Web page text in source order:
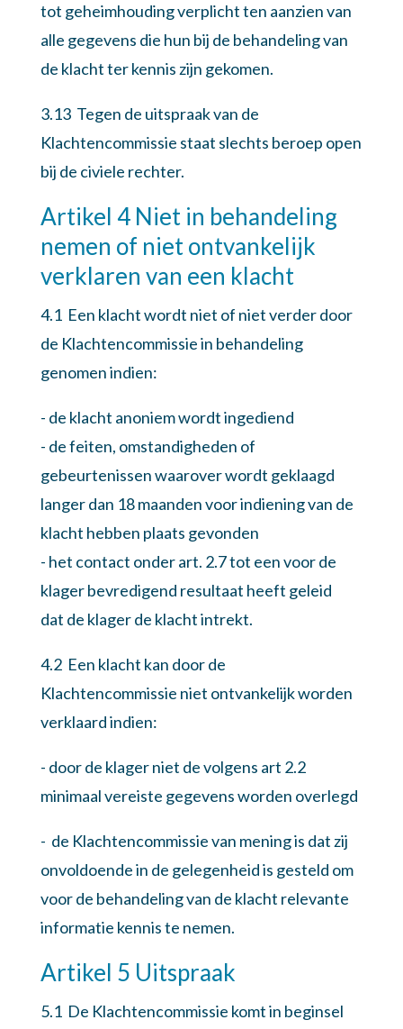
tot geheimhouding verplicht ten aanzien van
alle gegevens die hun bij de behandeling van
de klacht ter kennis zijn gekomen.
3.13 Tegen de uitspraak van de
Klachtencommissie staat slechts beroep open
bij de civiele rechter.
Artikel 4 Niet in behandeling
nemen of niet ontvankelijk
verklaren van een klacht
4.1 Een klacht wordt niet of niet verder door
de Klachtencommissie in behandeling
genomen indien:
- de klacht anoniem wordt ingediend
- de feiten, omstandigheden of
gebeurtenissen waarover wordt geklaagd
langer dan 18 maanden voor indiening van de
klacht hebben plaats gevonden
- het contact onder art. 2.7 tot een voor de
klager bevredigend resultaat heeft geleid
dat de klager de klacht intrekt.
4.2 Een klacht kan door de
Klachtencommissie niet ontvankelijk worden
verklaard indien:
- door de klager niet de volgens art 2.2
minimaal vereiste gegevens worden overlegd
- de Klachtencommissie van mening is dat zij
onvoldoende in de gelegenheid is gesteld om
voor de behandeling van de klacht relevante
informatie kennis te nemen.
Artikel 5 Uitspraak
5.1 De Klachtencommissie komt in beginsel